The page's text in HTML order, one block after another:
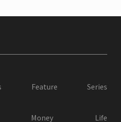
Feature Series
Money Life